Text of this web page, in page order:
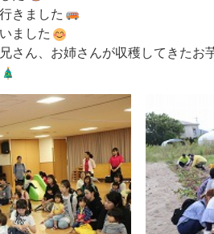
きました
ました
さん、お姉さんが収穫してきたお